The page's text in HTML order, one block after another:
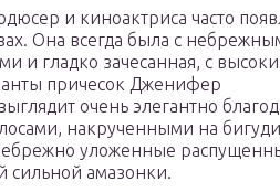
и киноактриса часто
Она всегда была с
и гладко зачесанная, с
причесок Дженифер
очень элегантно
накрученными на
уложенные
сильной амазонки.